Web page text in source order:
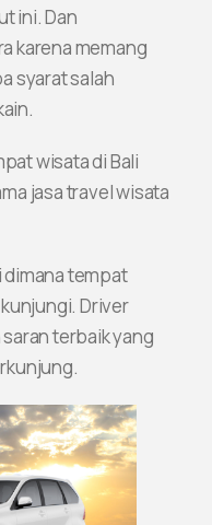
ini. Dan
karena memang
syarat salah
wisata di Bali
jasa travel wisata
tempat
Driver
terbaik yang